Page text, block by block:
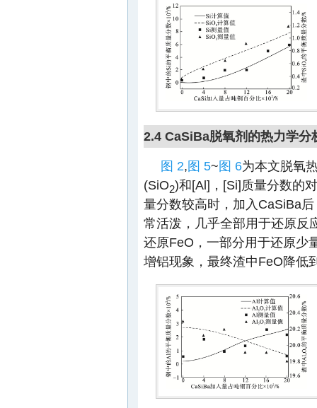
2.4 CaSiBa脱氧剂的热力学分
图 2,图 5~图 6为本文脱氧
(SiO2)和[Al]，[Si]质量分数的
量分数较高时，加入CaSiBa
常活泼，几乎全部用于还原反
还原FeO，一部分用于还原少
增铝现象，最终渣中FeO降低